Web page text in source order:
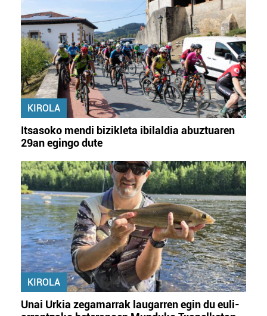
KIROLA
Itsasoko mendi bizikleta ibilaldia abuztuaren
29an egingo dute
KIROLA
Unai Urkia zegamarrak laugarren egin du euli-